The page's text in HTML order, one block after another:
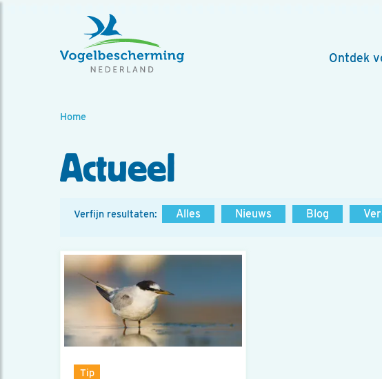
Ontdek
Home
Actueel
Verfijn resultaten: Alles Nieuws Blog
Tip